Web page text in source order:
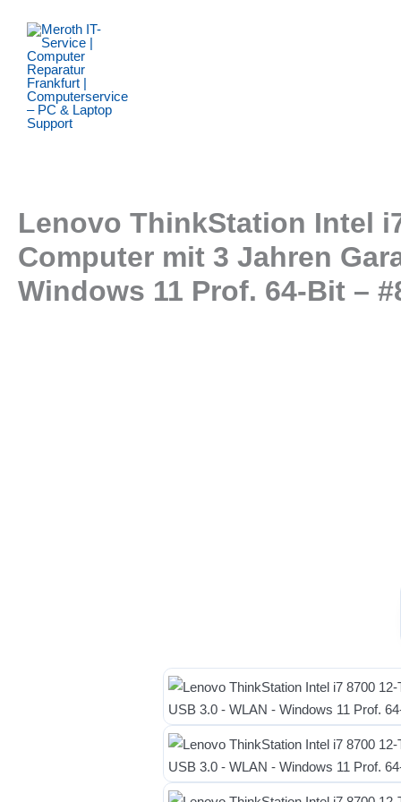
Inhalt
springen
Lenovo ThinkStation Intel
Computer mit 3 Jahren
Windows 11 Prof. 64-Bit –